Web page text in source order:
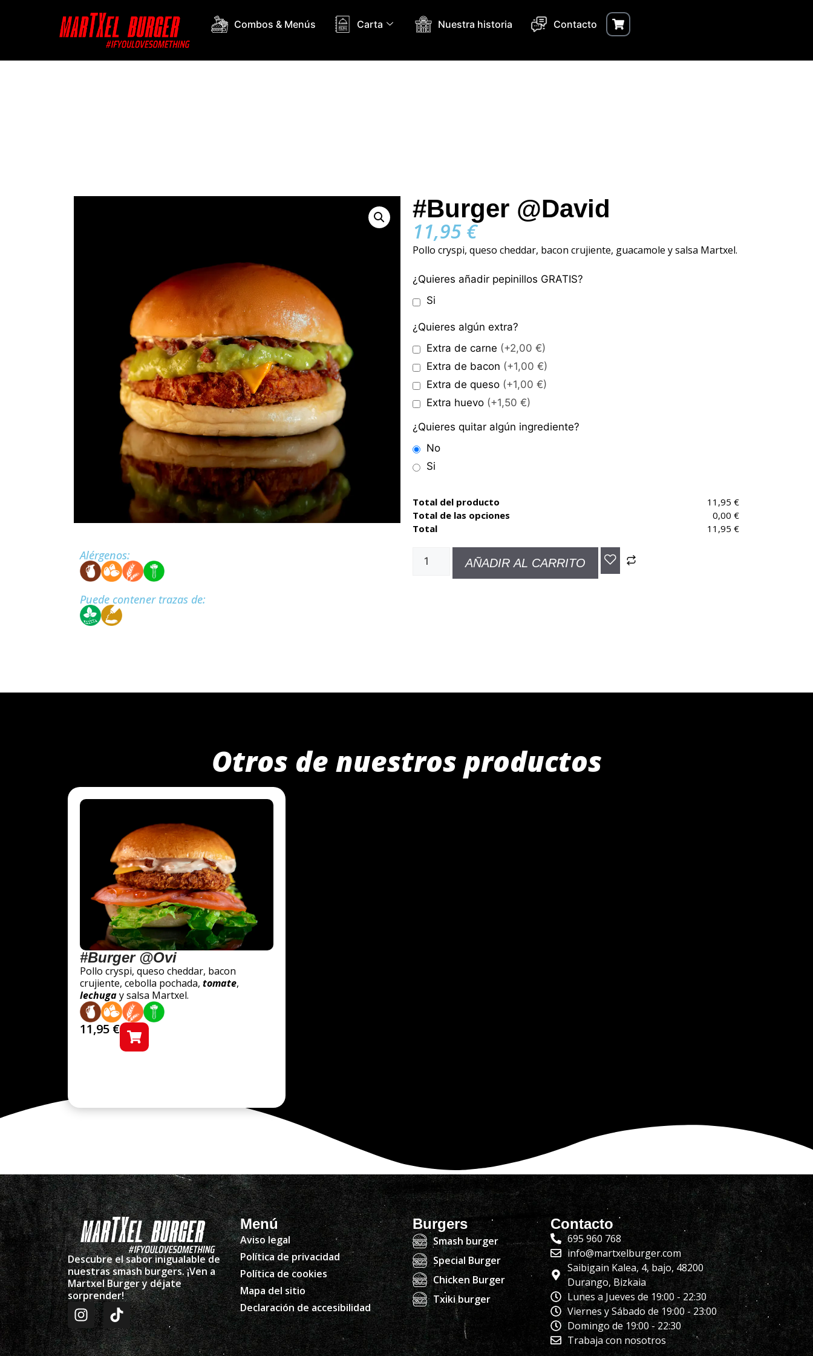
Combos & Menús Carta Nuestra historia Contacto
Alérgenos:
Puede contener trazas de:
#Burger @David
11,95 €
Pollo cryspi, queso cheddar, bacon crujiente, guacamole y salsa Martxel.
¿Quieres añadir pepinillos GRATIS?
Si
¿Quieres algún extra?
Extra de carne (+2,00 €)
Extra de bacon (+1,00 €)
Extra de queso (+1,00 €)
Extra huevo (+1,50 €)
¿Quieres quitar algún ingrediente?
No
Si
Total del producto
11,95 €
Total de las opciones
0,00 €
Total
11,95 €
AÑADIR AL CARRITO
#Burger @Ovi
Pollo cryspi, queso cheddar, bacon
crujiente, cebolla pochada, tomate,
lechugay salsa Martxel.
11,95 €
Otros de nuestros productos
Descubre el sabor inigualable de
nuestras smash burgers. ¡Ven a
Martxel Burger y déjate
sorprender!
Menú
Aviso legal
Política de privacidad
Política de cookies
Mapa del sitio
Declaración de accesibilidad
Burgers
Smash burger
Special Burger
Chicken Burger
Txiki burger
Contacto
695 960 768
info@martxelburger.com
Saibigain Kalea, 4, bajo, 48200
Durango, Bizkaia
Lunes a Jueves de 19:00 - 22:30
Viernes y Sábado de 19:00 - 23:00
Domingo de 19:00 - 22:30
Trabaja con nosotros